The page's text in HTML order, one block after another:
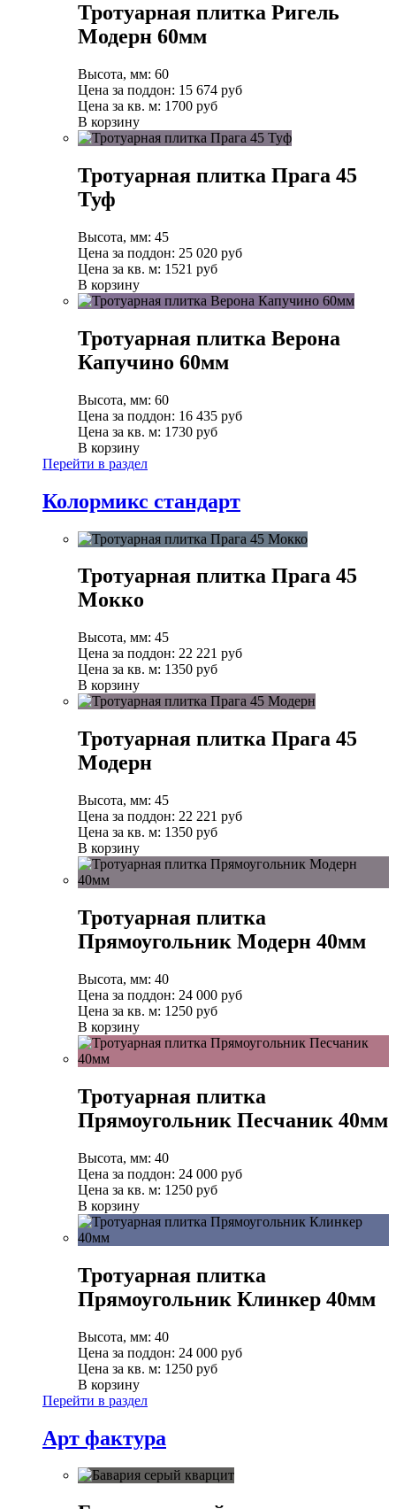
Тротуарная плитка Ригель
Модерн 60мм
Высота, мм: 60
Цена за поддон: 15 674 руб
Цена за кв. м: 1700 руб
В корзину
Тротуарная плитка Прага 45
Туф
Высота, мм: 45
Цена за поддон: 25 020 руб
Цена за кв. м: 1521 руб
В корзину
Тротуарная плитка Верона
Капучино 60мм
Высота, мм: 60
Цена за поддон: 16 435 руб
Цена за кв. м: 1730 руб
В корзину
Перейти в раздел
Колормикс стандарт
Тротуарная плитка Прага 45
Мокко
Высота, мм: 45
Цена за поддон: 22 221 руб
Цена за кв. м: 1350 руб
В корзину
Тротуарная плитка Прага 45
Модерн
Высота, мм: 45
Цена за поддон: 22 221 руб
Цена за кв. м: 1350 руб
В корзину
Тротуарная плитка
Прямоугольник Модерн 40мм
Высота, мм: 40
Цена за поддон: 24 000 руб
Цена за кв. м: 1250 руб
В корзину
Тротуарная плитка
Прямоугольник Песчаник 40мм
Высота, мм: 40
Цена за поддон: 24 000 руб
Цена за кв. м: 1250 руб
В корзину
Тротуарная плитка
Прямоугольник Клинкер 40мм
Высота, мм: 40
Цена за поддон: 24 000 руб
Цена за кв. м: 1250 руб
В корзину
Перейти в раздел
Арт фактура